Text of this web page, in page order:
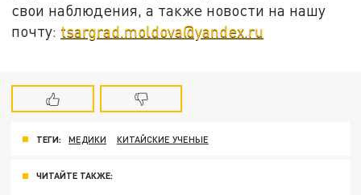
свои наблюдения, а также новости на нашу
почту: tsargrad.moldova@yandex.ru
ТЕГИ: МЕДИКИ КИТАЙСКИЕ УЧЕНЫЕ
ЧИТАЙТЕ ТАКЖЕ: